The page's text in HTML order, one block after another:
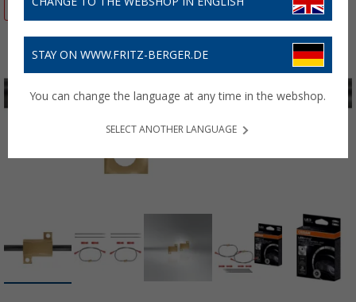
STAY ON WWW.FRITZ-BERGER.DE
You can change the language at any time in the webshop.
SELECT ANOTHER LANGUAGE